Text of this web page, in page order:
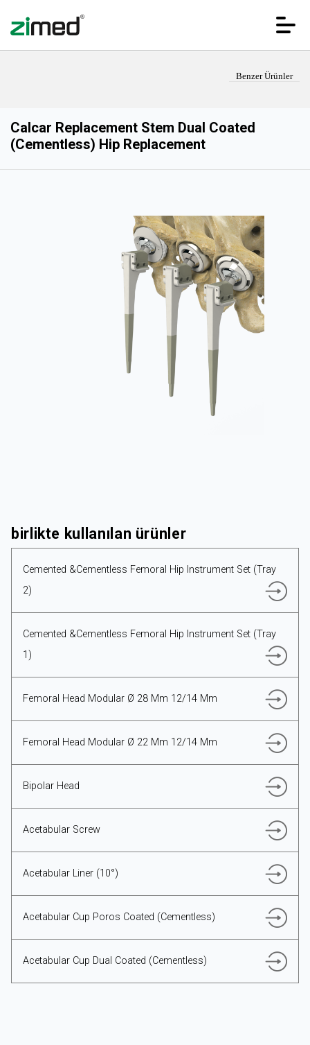
ANA SAYFA
KURUMSAL
KAYNAKLAR
Benzer Ürünler
Calcar Replacement Stem Dual Coated
(Cementless) Hip Replacement
birlikte kullanılan ürünler
Cemented &Cementless Femoral Hip Instrument Set (Tray
2)
Cemented &Cementless Femoral Hip Instrument Set (Tray
1)
Femoral Head Modular Ø 28 Mm 12/14 Mm
Femoral Head Modular Ø 22 Mm 12/14 Mm
Bipolar Head
Acetabular Screw
Acetabular Liner (10°)
Acetabular Cup Poros Coated (Cementless)
Acetabular Cup Dual Coated (Cementless)